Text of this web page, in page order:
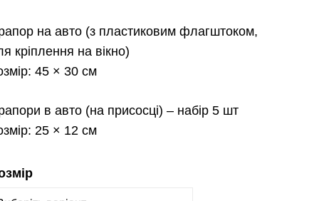
на авто (з пластиковим флагштоком,
кріплення на вікно)
45 × 30 см
в авто (на присосці) – набір 5 шт
25 × 12 см